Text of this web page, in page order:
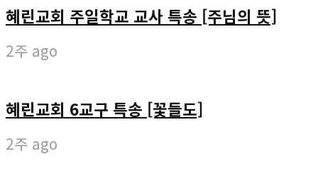
혜린교회 주일학교 교사 특송 [주님의 뜻]
2주 ago
혜린교회 6교구 특송 [꽃들도]
2주 ago